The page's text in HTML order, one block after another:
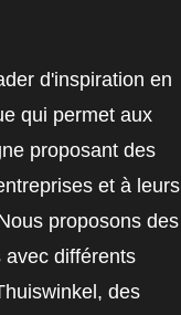
d'inspiration en
qui permet aux
proposant des
et à leurs
proposons des
différents
des